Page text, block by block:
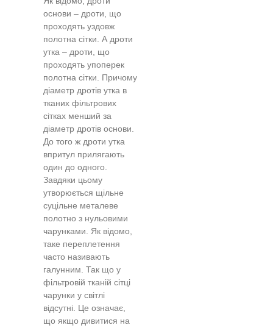
основи – дроти, що
проходять уздовж
полотна сітки. А дроти
утка – дроти, що
проходять упоперек
полотна сітки. Причому
діаметр дротів утка в
тканих фільтрових
сітках менший за
діаметр дротів основи.
До того ж дроти утка
впритул прилягають
один до одного.
Завдяки цьому
утворюється щільне
суцільне металеве
полотно з нульовими
чарунками. Як відомо,
таке переплетення
часто називають
галунним. Так що у
фільтровій тканій сітці
чарунки у світлі
відсутні. Це означає,
що якщо дивитися на